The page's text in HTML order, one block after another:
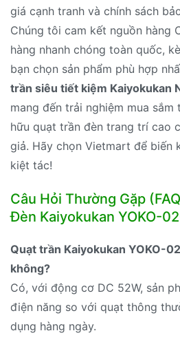
giá cạnh tranh và chính sách
Chúng tôi cam kết nguồn hàng
hàng nhanh chóng toàn quốc,
bạn chọn sản phẩm phù hợp
trần siêu tiết kiệm Kaiyokukan
mang đến trải nghiệm mua sắm
hữu quạt trần đèn trang trí cao
giả. Hãy chọn Vietmart để biến
kiệt tác!
Câu Hỏi Thường Gặp
Đèn Kaiyokukan YOKO-
Quạt trần Kaiyokukan YOKO-
không?
Có, với động cơ DC 52W, sản
điện năng so với quạt thông
dụng hàng ngày.